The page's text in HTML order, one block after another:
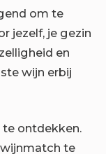
om te
jezelf, je gezin
en
wijn erbij
te ontdekken.
te